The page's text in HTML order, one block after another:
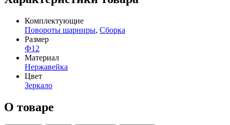
Комплектующие
Повороты шарниры, Сборка
Размер
Ф12
Материал
Нержавейка
Цвет
Зеркало
О товаре